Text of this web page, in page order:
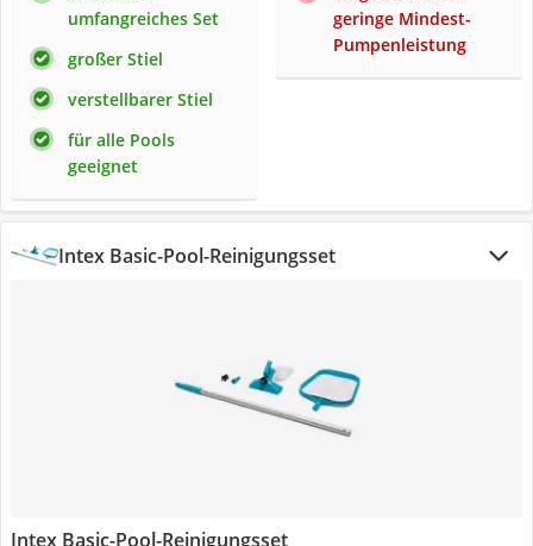
umfangreiches Set
großer Stiel
verstellbarer Stiel
für alle Pools
geeignet
geringe Mindest-
Pumpenleistung
Intex Basic-Pool-Reinigungsset
Intex Basic-Pool-Reinigungsset